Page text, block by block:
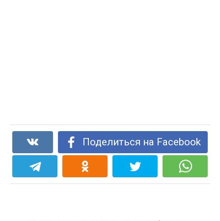
Поделиться на Facebook